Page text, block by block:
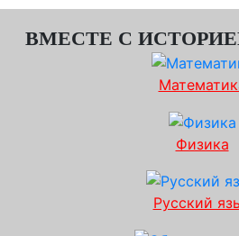
ВМЕСТЕ С
Физика
Русский